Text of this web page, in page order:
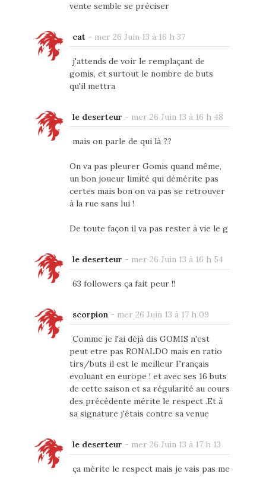
vente semble se préciser
cat- mer 26 Juin 13 à 16 h 37
j'attends de voir le remplaçant de
gomis, et surtout le nombre de buts
qu'il mettra
le deserteur - mer 26 Juin 13 à 16 h 48
mais on parle de qui là ??
On va pas pleurer Gomis quand même,
un bon joueur limité qui démérite pas
certes mais bon on va pas se retrouver
à la rue sans lui !
De toute façon il va pas rester à vie le g
le deserteur - mer 26 Juin 13 à 16 h 54
63 followers ça fait peur !!
scorpion- mer 26 Juin 13 à 17 h 09
Comme je l'ai déjà dis GOMIS n'est
peut etre pas RONALDO mais en ratio
tirs/buts il est le meilleur Français
evoluant en europe ! et avec ses 16 buts
de cette saison et sa régularité au cours
des précédente mérite le respect .Et à
sa signature j'étais contre sa venue
le deserteur - mer 26 Juin 13 à 17 h 13
ça mérite le respect mais je vais pas me